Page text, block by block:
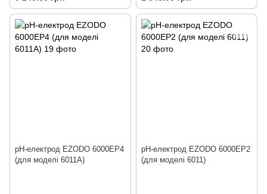
рН-електрод EZODO 6000EP4
(для моделі 6011А)
рН-електрод EZODO 6000EP2
(для моделі 6011)